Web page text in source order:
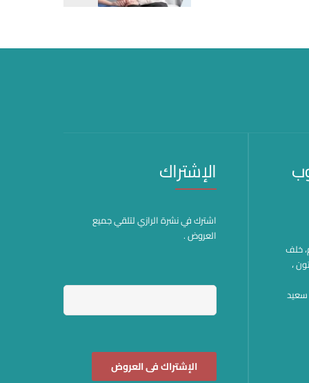
خلف
،
سعيد
الإشتراك
اشترك في نشرة الرازي لتلقي جميع
العروض .